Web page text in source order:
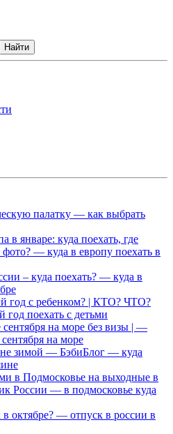
Найти
палатку — как выбрать
в январе: куда поехать, где
— куда в европу поехать в
– куда поехать? — куда в
год с ребенком? | КТО? ЧТО?
поехать с детьми
сентября на море без визы | —
на море
зимой — БэбиБлог — куда
в Подмосковье на выходные в
России — в подмосковье куда
в октябре? — отпуск в россии в